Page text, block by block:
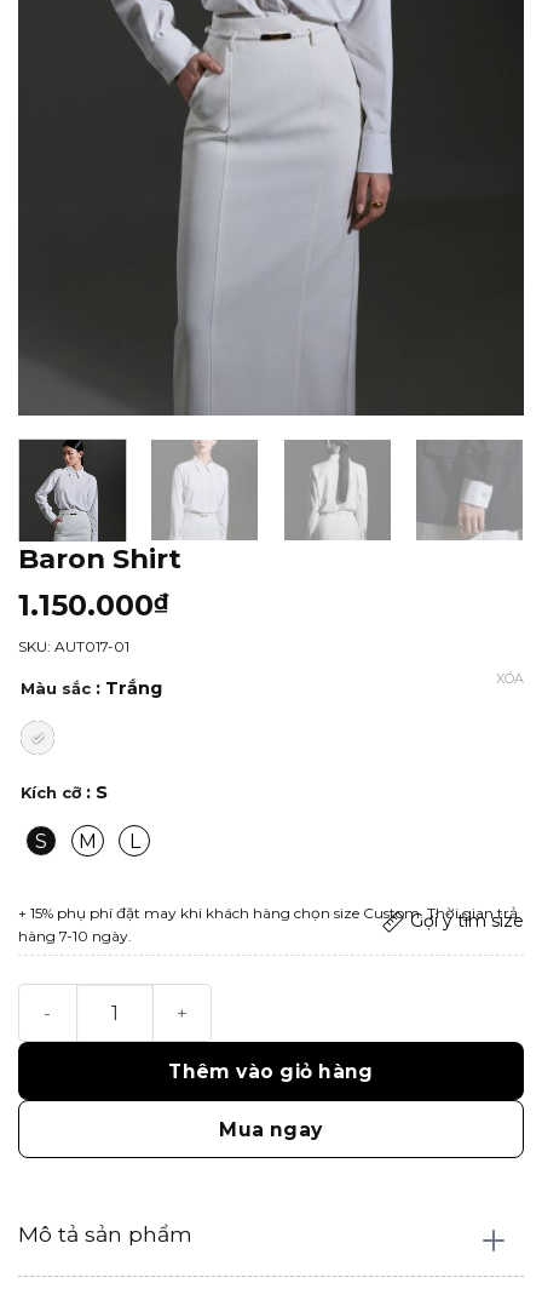
Baron Shirt
1.150.000₫
SKU: AUT017-01
Màu sắc : Trắng
Kích cỡ : S
S M L
XÓA
+ 15% phụ phí đặt may khi khách hàng chọn size Custom. Thời gian trả
hàng 7-10 ngày.
Gợi ý tìm size
Thêm vào giỏ hàng
Mua ngay
Mô tả sản phẩm